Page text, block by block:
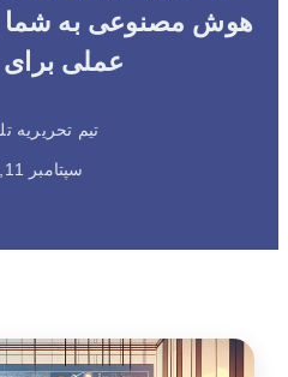
هوش مصنوعی به شما
عملی برای SMEها
تیم تحریریه
سپتامبر 11, 2025